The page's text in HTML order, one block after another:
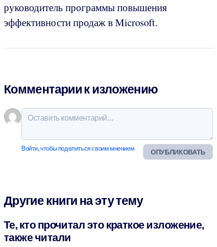
руководитель программы повышения
эффективности продаж в Microsoft.
Комментарии к изложению
ОПУБЛИКОВАТЬ
Войти, чтобы поделиться своим мнением
Другие книги на эту тему
Те, кто прочитал это краткое изложение,
также читали